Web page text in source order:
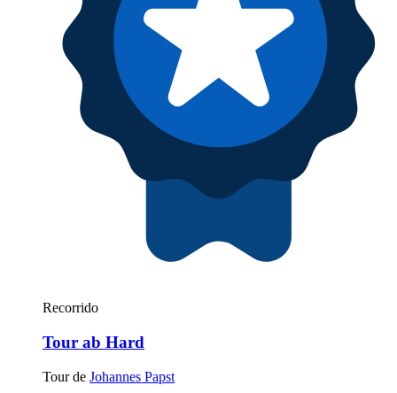
Recorrido
Tour ab Hard
Tour de Johannes Papst